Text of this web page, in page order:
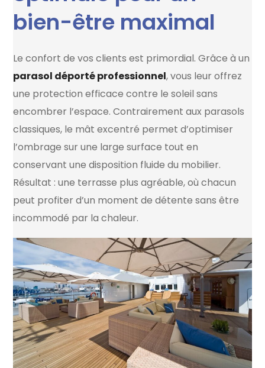
bien-être maximal
Le confort de vos clients est primordial. Grâce à un
parasol déporté professionnel, vous leur offrez
une protection efficace contre le soleil sans
encombrer l’espace. Contrairement aux parasols
classiques, le mât excentré permet d’optimiser
l’ombrage sur une large surface tout en
conservant une disposition fluide du mobilier.
Résultat : une terrasse plus agréable, où chacun
peut profiter d’un moment de détente sans être
incommodé par la chaleur.